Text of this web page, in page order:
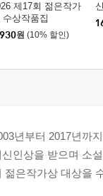
제17회 젊은작가
수상작품집
원 (10% 할인)
년부터 2017년까
신인상을 받으며 소
젊은작가상 대상을